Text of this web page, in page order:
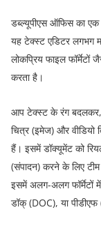
डब्ल्यूपीएस ऑफिस का एक
यह टेक्स्ट एडिटर लगभग
लोकप्रिय फाइल
करता है।
आप टेक्स्ट के रंग
चित्र (इमेज) और
हैं। इसमें डॉक्यूमेंट को
(संपादन) करने के लिए
इसमें अलग-अलग फॉर्मेटों
डॉक् (DOC), या पीडीएफ